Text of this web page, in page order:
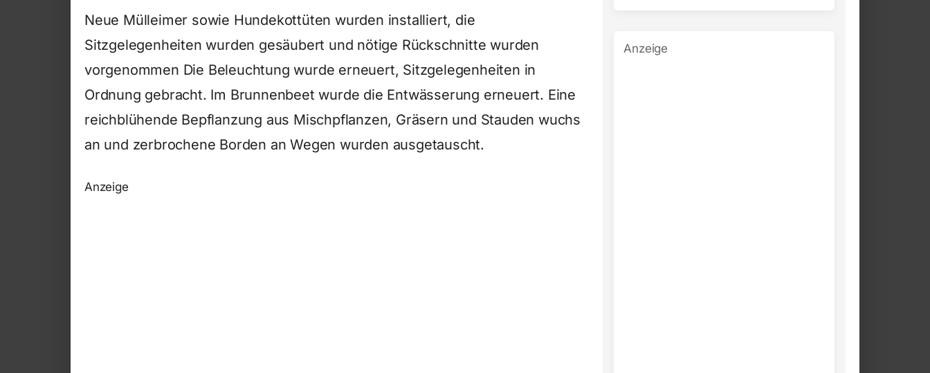
Neue Mülleimer sowie Hundekottüten wurden installiert, die
Sitzgelegenheiten wurden gesäubert und nötige Rückschnitte wurden
vorgenommen Die Beleuchtung wurde erneuert, Sitzgelegenheiten in
Ordnung gebracht. Im Brunnenbeet wurde die Entwässerung erneuert. Eine
reichblühende Bepflanzung aus Mischpflanzen, Gräsern und Stauden wuchs
an und zerbrochene Borden an Wegen wurden ausgetauscht.
Anzeige
Anzeige